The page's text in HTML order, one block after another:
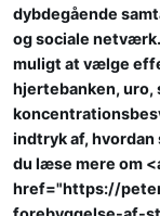
dybdegående
og sociale
muligt at vælge
hjertebanken, uro,
indtryk af, hvordan
du læse mere om
href="https://